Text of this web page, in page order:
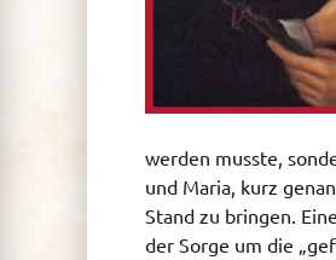
werden musste,
und Maria, kurz
Stand zu bringen.
der Sorge um die